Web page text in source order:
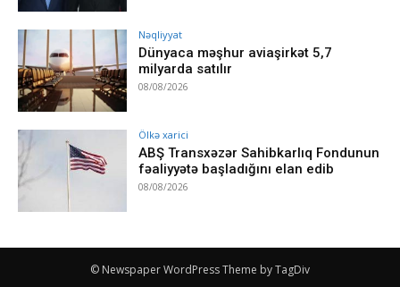
Nəqliyyat
Dünyaca məşhur aviaşirkət 5,7
milyarda satılır
08/08/2026
Ölkə xarici
ABŞ Transxəzər Sahibkarlıq Fondunun
fəaliyyətə başladığını elan edib
08/08/2026
© Newspaper WordPress Theme by TagDiv